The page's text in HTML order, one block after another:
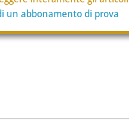
un abbonamento di prova